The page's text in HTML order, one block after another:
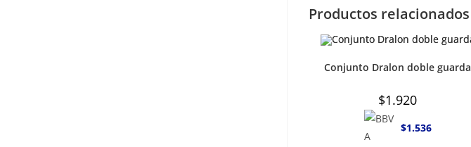
Productos relacionados
Conjunto Dralon doble guarda
$1.920
$1.536